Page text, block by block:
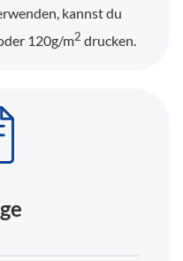
kannst du
120g/m2 drucken.